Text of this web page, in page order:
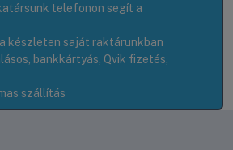
telefonon segít a
készleten saját raktárunkban
bankkártyás, Qvik fizetés,
szállítás